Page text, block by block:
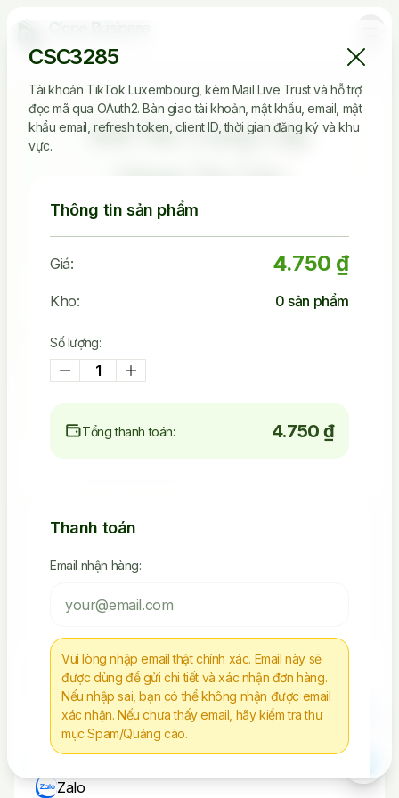
Đối Tác Cung Cấp
45.242
Khách Đã Mua
Các Sản Phẩm Via, Clone
CSC3285
Tài khoản TikTok Luxembourg, kèm Mail Live Trust và hỗ trợ
đọc mã qua OAuth2. Bàn giao tài khoản, mật khẩu, email, mật
khẩu email, refresh token, client ID, thời gian đăng ký và khu
vực.
Thông tin sản phẩm
Giá: 4.750 ₫
Kho: 0 sản phẩm
Số lượng:
Tổng thanh toán: 4.750 ₫
Thanh toán
Email nhận hàng:
Vui lòng nhập email thật chính xác. Email này sẽ
được dùng để gửi chi tiết và xác nhận đơn hàng.
Nếu nhập sai, bạn có thể không nhận được email
xác nhận. Nếu chưa thấy email, hãy kiểm tra thư
mục Spam/Quảng cáo.
Tiếp Tục Mua Hàng
Chúng tôi không chịu trách nhiệm cho bất kì
hành vi nào sử dụng tài nguyên sai mục đích
Liên Hệ
Zalo